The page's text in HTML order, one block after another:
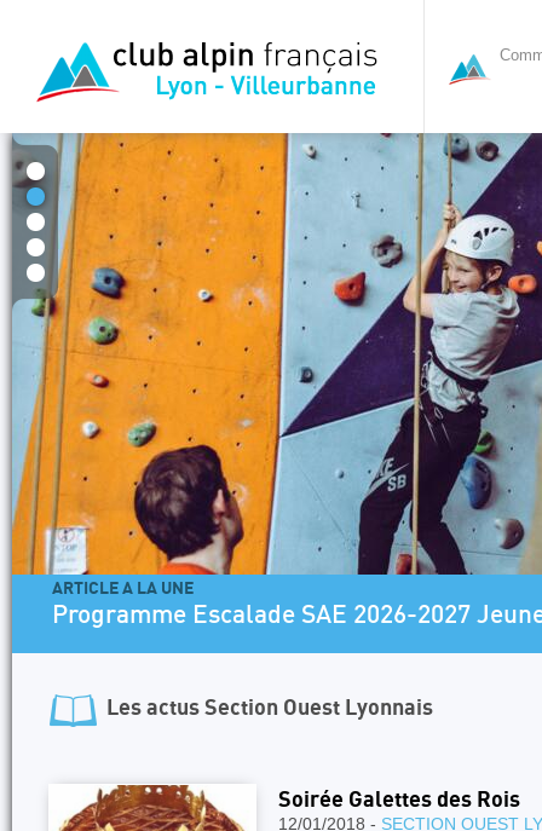
ARTICLE A LA UNE
Programme Escalade SAE 2026-2027
Les actus Section Ouest Lyonnais
Soirée Galettes des Rois
12/01/2018 - SECTION OUEST